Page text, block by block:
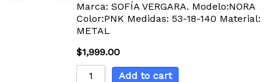
Marca: SOFÍA VERGARA. Modelo:NORA
Color:PNK Medidas: 53-18-140 Material:
METAL
$1,999.00
Add to cart